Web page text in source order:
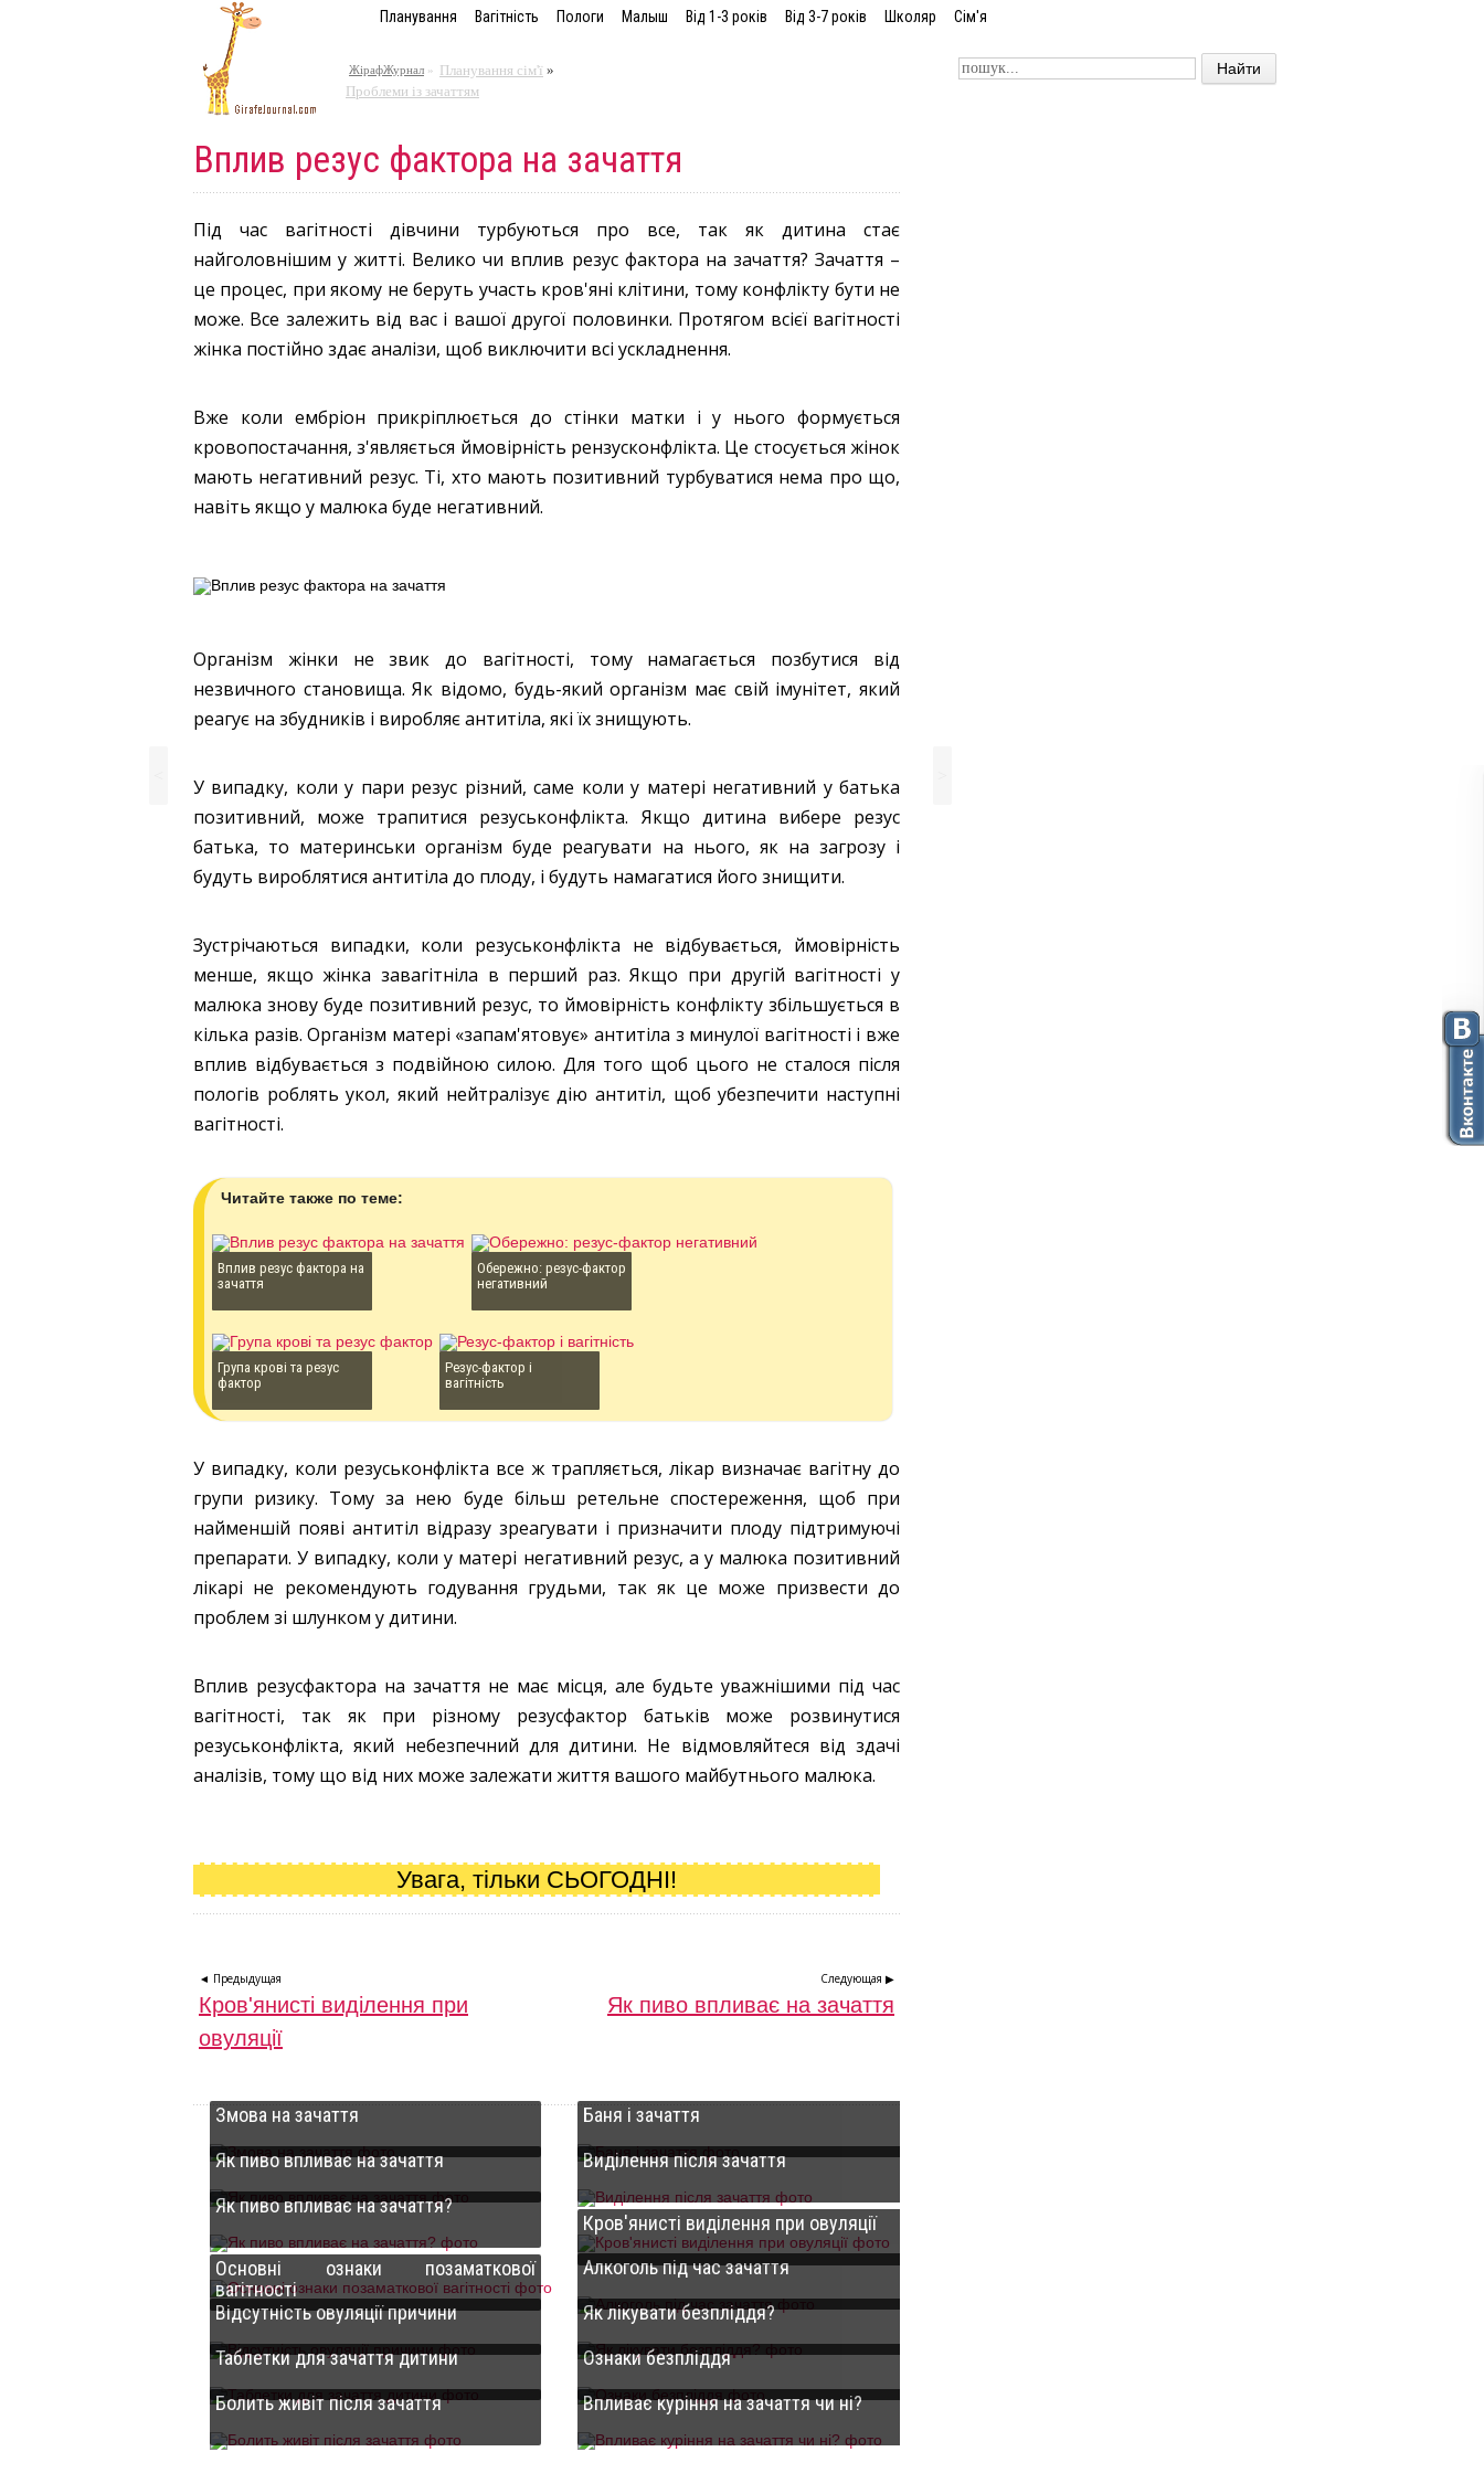
Планування Вагітність Пологи Малыш Від 1-3 років Від 3-7 років Школяр Сім'я
ЖірафЖурнал » Планування сім'ї »
Проблеми із зачаттям
Вплив резус фактора на зачаття
Під час вагітності дівчини турбуються про все, так як дитина стає
найголовнішим у житті. Велико чи вплив резус фактора на зачаття? Зачаття –
це процес, при якому не беруть участь кров'яні клітини, тому конфлікту бути не
може. Все залежить від вас і вашої другої половинки. Протягом всієї вагітності
жінка постійно здає аналізи, щоб виключити всі ускладнення.
Вже коли ембріон прикріплюється до стінки матки і у нього формується
кровопостачання, з'являється ймовірність рензусконфлікта. Це стосується жінок
мають негативний резус. Ті, хто мають позитивний турбуватися нема про що,
навіть якщо у малюка буде негативний.
Організм жінки не звик до вагітності, тому намагається позбутися від
незвичного становища. Як відомо, будь-який організм має свій імунітет, який
реагує на збудників і виробляє антитіла, які їх знищують.
У випадку, коли у пари резус різний, саме коли у матері негативний у батька
позитивний, може трапитися резуськонфлікта. Якщо дитина вибере резус
батька, то материнськи організм буде реагувати на нього, як на загрозу і
будуть вироблятися антитіла до плоду, і будуть намагатися його знищити.
Зустрічаються випадки, коли резуськонфлікта не відбувається, ймовірність
менше, якщо жінка завагітніла в перший раз. Якщо при другій вагітності у
малюка знову буде позитивний резус, то ймовірність конфлікту збільшується в
кілька разів. Організм матері «запам'ятовує» антитіла з минулої вагітності і вже
вплив відбувається з подвійною силою. Для того щоб цього не сталося після
пологів роблять укол, який нейтралізує дію антитіл, щоб убезпечити наступні
вагітності.
Читайте также по теме:
Вплив резус фактора на
зачаття
Обережно: резус-фактор
негативний
Група крові та резус
фактор
Резус-фактор і
вагітність
У випадку, коли резуськонфлікта все ж трапляється, лікар визначає вагітну до
групи ризику. Тому за нею буде більш ретельне спостереження, щоб при
найменшій появі антитіл відразу зреагувати і призначити плоду підтримуючі
препарати. У випадку, коли у матері негативний резус, а у малюка позитивний
лікарі не рекомендують годування грудьми, так як це може призвести до
проблем зі шлунком у дитини.
Вплив резусфактора на зачаття не має місця, але будьте уважнішими під час
вагітності, так як при різному резусфактор батьків може розвинутися
резуськонфлікта, який небезпечний для дитини. Не відмовляйтеся від здачі
аналізів, тому що від них може залежати життя вашого майбутнього малюка.
Увага, тільки СЬОГОДНІ!
◄ Предыдущая
Кров'янисті виділення при
овуляції
Следующая ▶
Як пиво впливає на зачаття
Змова на зачаття
Як пиво впливає на зачаття
Як пиво впливає на зачаття?
Основні ознаки позаматкової
вагітності
Відсутність овуляції причини
Таблетки для зачаття дитини
Болить живіт після зачаття
Баня і зачаття
Виділення після зачаття
Кров'янисті виділення при овуляції
Алкоголь під час зачаття
Як лікувати безпліддя?
Ознаки безпліддя
Впливає куріння на зачаття чи ні?